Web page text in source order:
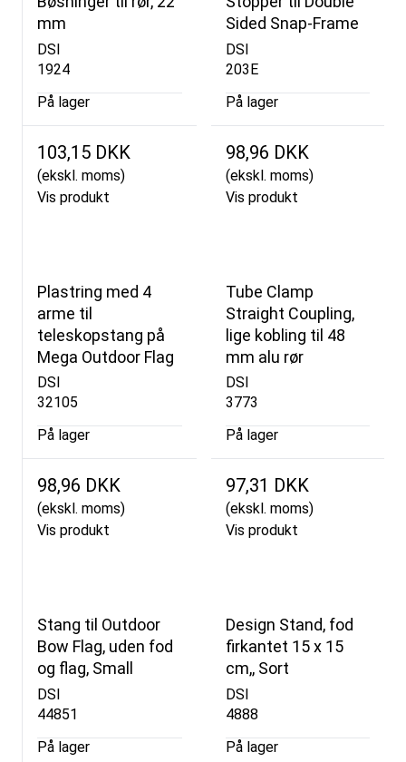
mm
DSI
1924
På lager
103,15 DKK
(ekskl. moms)
Vis produkt
Sided Snap-Frame
DSI
203E
På lager
98,96 DKK
(ekskl. moms)
Vis produkt
Plastring med 4
arme til
teleskopstang på
Mega Outdoor Flag
DSI
32105
På lager
98,96 DKK
(ekskl. moms)
Vis produkt
Tube Clamp
Straight Coupling,
lige kobling til 48
mm alu rør
DSI
3773
På lager
97,31 DKK
(ekskl. moms)
Vis produkt
Stang til Outdoor
Bow Flag, uden fod
og flag, Small
DSI
44851
På lager
Design Stand, fod
firkantet 15 x 15
cm,, Sort
DSI
4888
På lager